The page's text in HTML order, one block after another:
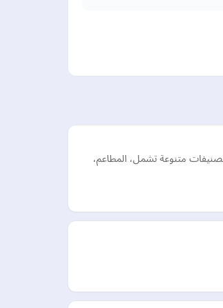
متنوعة تشمل، المطاعم،